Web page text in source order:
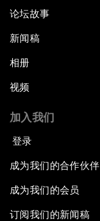
论坛故事
新闻稿
相册
视频
加入我们
登录
成为我们的合作伙伴
成为我们的会员
订阅我们的新闻稿